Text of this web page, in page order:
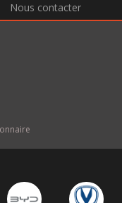
Nous contacter